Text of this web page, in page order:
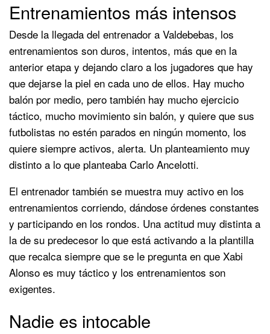
Entrenamientos más intensos
Desde la llegada del entrenador a Valdebebas, los
entrenamientos son duros, intentos, más que en la
anterior etapa y dejando claro a los jugadores que hay
que dejarse la piel en cada uno de ellos. Hay mucho
balón por medio, pero también hay mucho ejercicio
táctico, mucho movimiento sin balón, y quiere que sus
futbolistas no estén parados en ningún momento, los
quiere siempre activos, alerta. Un planteamiento muy
distinto a lo que planteaba Carlo Ancelotti.
El entrenador también se muestra muy activo en los
entrenamientos corriendo, dándose órdenes constantes
y participando en los rondos. Una actitud muy distinta a
la de su predecesor lo que está activando a la plantilla
que recalca siempre que se le pregunta en que Xabi
Alonso es muy táctico y los entrenamientos son
exigentes.
Nadie es intocable